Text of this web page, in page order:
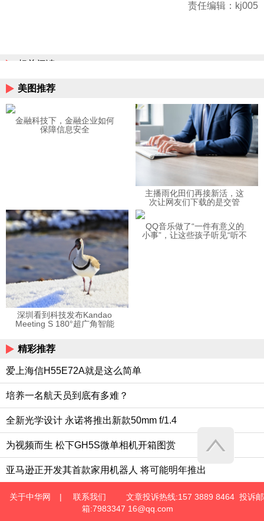
责任编辑：kj005
相关阅读
美图推荐
金融科技下，金融企业如何
保障信息安全
主播雨化田们再接新活，这
次让网友们下载的是交管
深圳看到科技发布Kandao
Meeting S 180°超广角智能
QQ音乐做了“一件有意义的
小事”，让这些孩子听见“听不
精彩推荐
爱上海信H55E72A就是这么简单
培养一名航天员到底有多难？
全新光学设计 永诺将推出新款50mm f/1.4
为视频而生 松下GH5S微单相机开箱图赏
亚马逊正开发其首款家用机器人 将可能明年推出
关于中华网 | 联系我们
文章投诉热线:157 3889 8464 投诉邮
箱:7983347 16@qq.com